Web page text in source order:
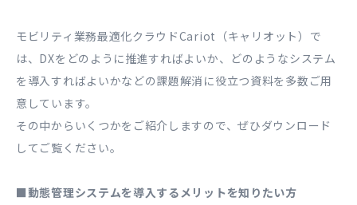
モビリティ業務最適化クラウドCariot（キャリオット）で
は、DXをどのように推進すればよいか、どのようなシステム
を導入すればよいかなどの課題解消に役立つ資料を多数ご用
意しています。
その中からいくつかをご紹介しますので、ぜひダウンロード
してご覧ください。
■動態管理システムを導入するメリットを知りたい方